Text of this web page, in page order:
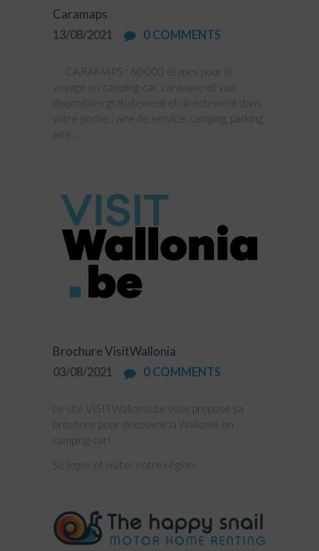
Caramaps
13/08/2021 0 COMMENTS
CARAMAPS : 60 000 étapes pour le
voyage en camping-car, caravane et van
disponibles gratuitement et directement dans
votre poche : aire de service, camping, parking,
aire…
Brochure VisitWallonia
03/08/2021 0 COMMENTS
Le site VISITWallonia.be vous propose sa
brochure pour découvrir la Wallonie en
camping-car!
Se loger et visiter notre région.